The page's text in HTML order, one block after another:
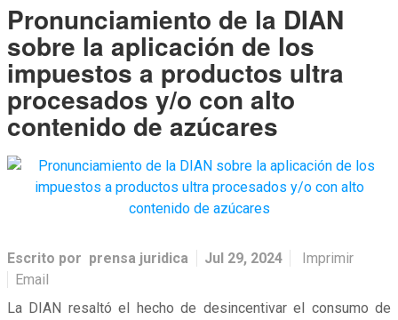
Pronunciamiento de la DIAN
sobre la aplicación de los
impuestos a productos ultra
procesados y/o con alto
contenido de azúcares
Escrito por prensa juridica Jul 29, 2024
Imprimir
Email
La DIAN resaltó el hecho de desincentivar el consumo de